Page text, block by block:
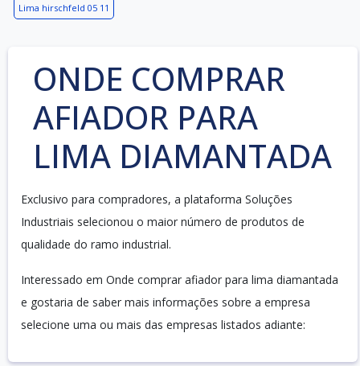
Lima hirschfeld 05 11
ONDE COMPRAR
AFIADOR PARA
LIMA DIAMANTADA
Exclusivo para compradores, a plataforma Soluções
Industriais selecionou o maior número de produtos de
qualidade do ramo industrial.
Interessado em Onde comprar afiador para lima diamantada
e gostaria de saber mais informações sobre a empresa
selecione uma ou mais das empresas listados adiante: